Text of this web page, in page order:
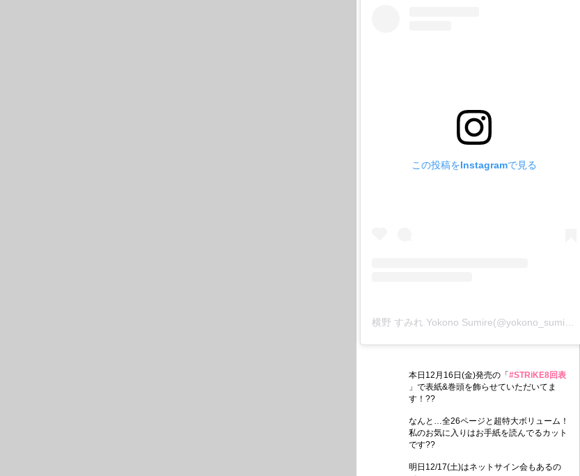
この投稿をInstagramで見る
横野 すみれ Yokono Sumire(@yokono_sumire)がシェアした投稿
本日12月16日(金)発売の「 #STRiKE8回表
」で表紙&巻頭を飾らせていただいてま
す！??
なんと…全26ページと超特大ボリューム！
私のお気に入りはお手紙を読んでるカット
です??
明日12/17(土)はネットサイン会もあるの